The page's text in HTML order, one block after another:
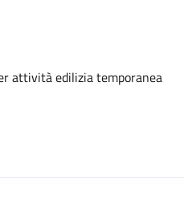
attività edilizia temporanea